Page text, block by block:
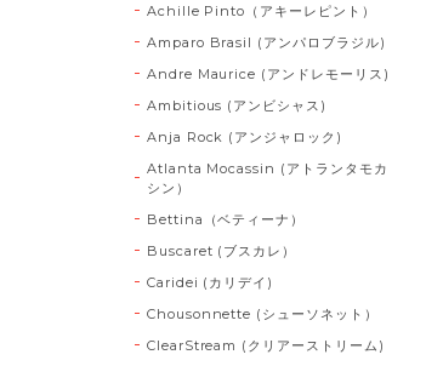
Achille Pinto（アキーレピント）
Amparo Brasil (アンパロブラジル)
Andre Maurice (アンドレモーリス)
Ambitious (アンビシャス)
Anja Rock (アンジャロック)
Atlanta Mocassin (アトランタモカ
シン）
Bettina（ベティーナ）
Buscaret (ブスカレ）
Caridei (カリデイ)
Chousonnette (シューソネット）
ClearStream (クリアーストリーム)